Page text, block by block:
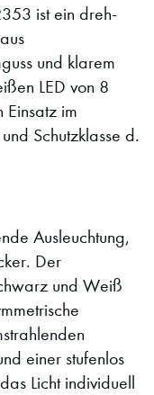
ist ein dreh-
und klarem
LED von 8
im
Schutzklasse d.
Ausleuchtung,
Der
und Weiß
einer stufenlos
Licht individuell